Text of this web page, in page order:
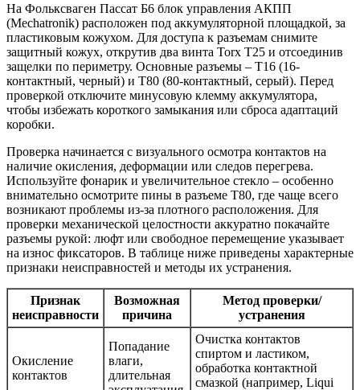
На Фольксваген Пассат Б6 блок управления АКПП
(Mechatronik) расположен под аккумуляторной площадкой, за
пластиковым кожухом. Для доступа к разъемам снимите
защитный кожух, открутив два винта Torx T25 и отсоединив
защелки по периметру. Основные разъемы – T16 (16-
контактный, черный) и T80 (80-контактный, серый). Перед
проверкой отключите минусовую клемму аккумулятора,
чтобы избежать короткого замыкания или сброса адаптаций
коробки.
Проверка начинается с визуального осмотра контактов на
наличие окисления, деформации или следов перегрева.
Используйте фонарик и увеличительное стекло – особенно
внимательно осмотрите пины в разъеме T80, где чаще всего
возникают проблемы из-за плотного расположения. Для
проверки механической целостности аккуратно покачайте
разъемы рукой: люфт или свободное перемещение указывает
на износ фиксаторов. В таблице ниже приведены характерные
признаки неисправностей и методы их устранения.
Признак
неисправности
Возможная
причина
Метод проверки/
устранения
Окисление
контактов
Попадание
влаги,
длительная
Очистка контактов
спиртом и ластиком,
обработка контактной
смазкой (например, Liqui